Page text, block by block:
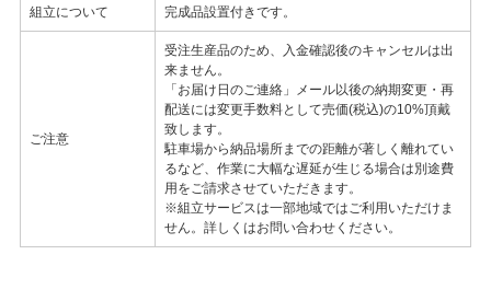
組立について 完成品設置付きです。
ご注意
受注生産品のため、入金確認後のキャンセルは出
来ません。
「お届け日のご連絡」メール以後の納期変更・再
配送には変更手数料として売価(税込)の10%頂戴
致します。
駐車場から納品場所までの距離が著しく離れてい
るなど、作業に大幅な遅延が生じる場合は別途費
用をご請求させていただきます。
※組立サービスは一部地域ではご利用いただけま
せん。詳しくはお問い合わせください。